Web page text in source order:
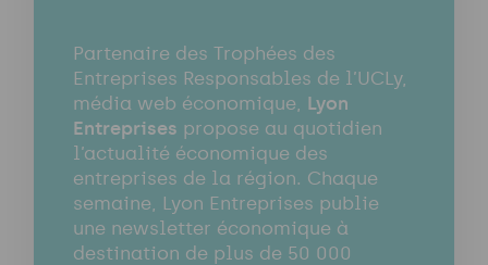
Partenaire des Trophées des
Entreprises Responsables de l’UCLy,
média web économique, Lyon
Entreprises propose au quotidien
l’actualité économique des
entreprises de la région. Chaque
semaine, Lyon Entreprises publie
une newsletter économique à
destination de plus de 50 000